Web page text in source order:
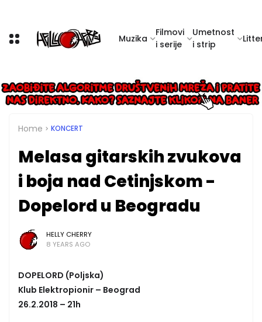
Muzika
Filmovi
i serije
Umetnost
i strip
Home KONCERT
Melasa gitarskih zvukova
i boja nad Cetinjskom -
Dopelord u Beogradu
HELLY CHERRY
8 YEARS AGO
DOPELORD (Poljska)
Klub Elektropionir – Beograd
26.2.2018 – 21h